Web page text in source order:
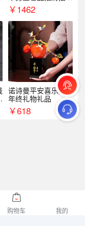
银行企业商务上市礼
品
￥1462
诺诗曼平安喜乐摆件
年终礼物礼品
￥618
购物车 我的